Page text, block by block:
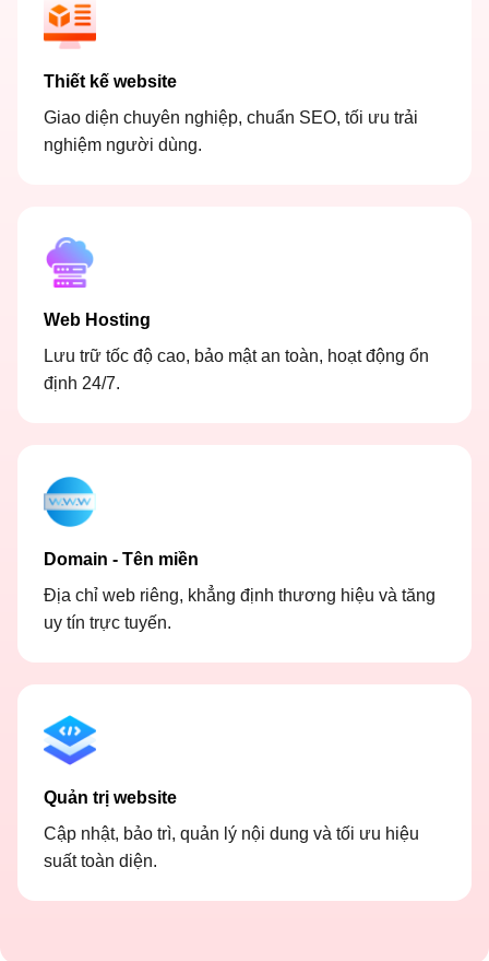
Thiết kế website
Giao diện chuyên nghiệp, chuẩn SEO, tối ưu trải
nghiệm người dùng.
Web Hosting
Lưu trữ tốc độ cao, bảo mật an toàn, hoạt động ổn
định 24/7.
Domain - Tên miền
Địa chỉ web riêng, khẳng định thương hiệu và tăng
uy tín trực tuyến.
Quản trị website
Cập nhật, bảo trì, quản lý nội dung và tối ưu hiệu
suất toàn diện.